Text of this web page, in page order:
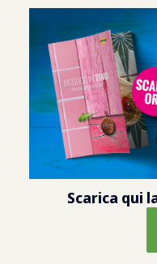
Scarica qui